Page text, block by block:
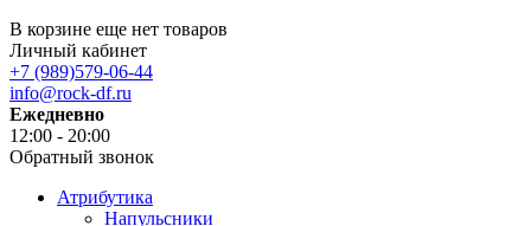
В корзине еще нет товаров
Личный кабинет
+7 (989)579-06-44
info@rock-df.ru
Ежедневно
12:00 - 20:00
Обратный звонок
Атрибутика
Напульсники